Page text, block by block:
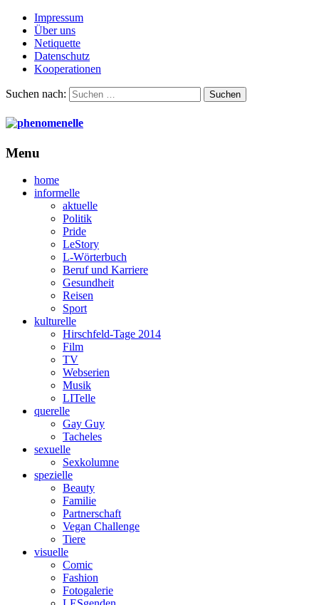
Impressum
Über uns
Netiquette
Datenschutz
Kooperationen
Suchen nach:
Menu
home
informelle
aktuelle
Politik
Pride
LeStory
L-Wörterbuch
Beruf und Karriere
Gesundheit
Reisen
Sport
kulturelle
Hirschfeld-Tage 2014
Film
TV
Webserien
Musik
LITelle
querelle
Gay Guy
Tacheles
sexuelle
Sexkolumne
spezielle
Beauty
Familie
Partnerschaft
Vegan Challenge
Tiere
visuelle
Comic
Fashion
Fotogalerie